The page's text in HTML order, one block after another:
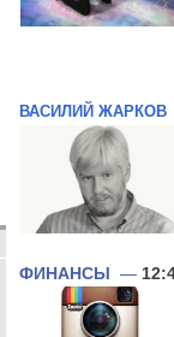
ВАСИЛИЙ ЖАРКОВ
ФИНАНСЫ —